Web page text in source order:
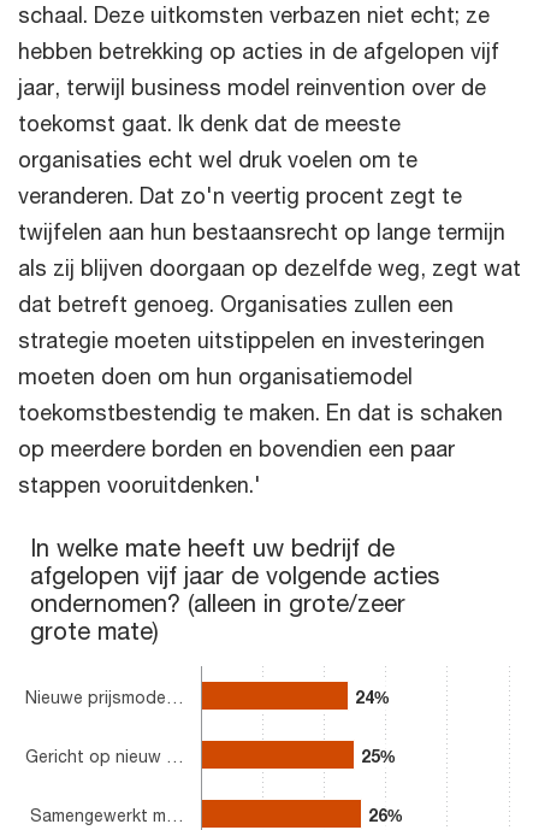
schaal. Deze uitkomsten verbazen niet echt; ze
hebben betrekking op acties in de afgelopen vijf
jaar, terwijl business model reinvention over de
toekomst gaat. Ik denk dat de meeste
organisaties echt wel druk voelen om te
veranderen. Dat zo'n veertig procent zegt te
twijfelen aan hun bestaansrecht op lange termijn
als zij blijven doorgaan op dezelfde weg, zegt wat
dat betreft genoeg. Organisaties zullen een
strategie moeten uitstippelen en investeringen
moeten doen om hun organisatiemodel
toekomstbestendig te maken. En dat is schaken
op meerdere borden en bovendien een paar
stappen vooruitdenken.'
In welke mate heeft uw bedrijf de afgelopen vijf jaar de
Bar chart with 5 bars.
The chart has 1 X axis displaying categories.
The chart has 1 Y axis displaying values. Range: 0 to 50.
In welke mate heeft uw bedrijf de
afgelopen vijf jaar de volgende acties
ondernomen? (alleen in grote/zeer
grote mate)
24%
24%
25%
25%
26%
26%
Nieuwe prijsmode…
Gericht op nieuw …
Samengewerkt m…